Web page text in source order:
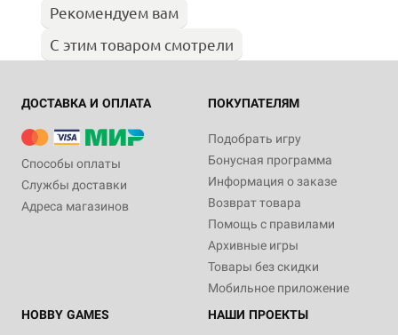
Рекомендуем вам
С этим товаром смотрели
ДОСТАВКА И ОПЛАТА
Способы оплаты
Службы доставки
Адреса магазинов
ПОКУПАТЕЛЯМ
Подобрать игру
Бонусная программа
Информация о заказе
Возврат товара
Помощь с правилами
Архивные игры
Товары без скидки
Мобильное приложение
HOBBY GAMES
НАШИ ПРОЕКТЫ